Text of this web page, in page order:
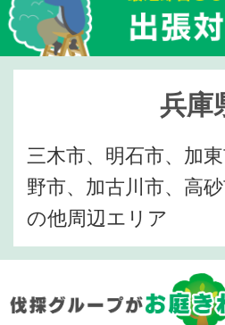
兵庫
三木市、明石市、加
野市、加古川市、高
の他周辺エリア